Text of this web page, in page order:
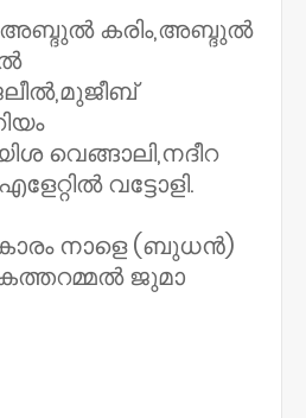
കരിം,അബ്ദുൽ
വെങ്ങാലി,നദീറ
വട്ടോളി.
നാളെ (ബുധൻ)
കത്തറമ്മൽ ജുമാ